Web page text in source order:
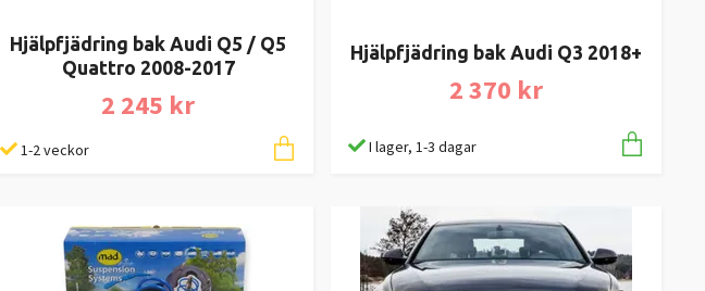
Hjälpfjädring bak Audi Q5 / Q5
Quattro 2008-2017
2 245 kr
1-2 veckor
Hjälpfjädring bak Audi Q3 2018+
2 370 kr
I lager, 1-3 dagar